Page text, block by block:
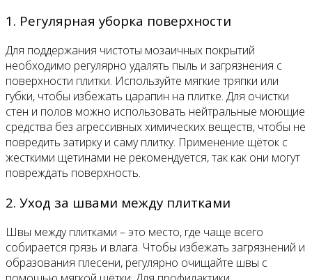
1. Регулярная уборка поверхности
Для поддержания чистоты мозаичных покрытий
необходимо регулярно удалять пыль и загрязнения с
поверхности плитки. Используйте мягкие тряпки или
губки, чтобы избежать царапин на плитке. Для очистки
стен и полов можно использовать нейтральные моющие
средства без агрессивных химических веществ, чтобы не
повредить затирку и саму плитку. Применение щёток с
жесткими щетинами не рекомендуется, так как они могут
повреждать поверхность.
2. Уход за швами между плитками
Швы между плитками – это место, где чаще всего
собирается грязь и влага. Чтобы избежать загрязнений и
образования плесени, регулярно очищайте швы с